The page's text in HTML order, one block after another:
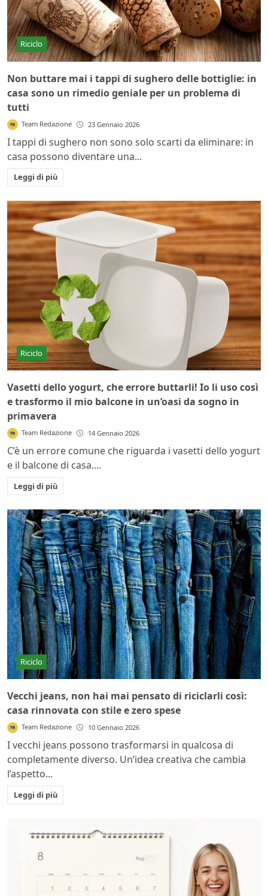
Riciclo
Non buttare mai i tappi di sughero delle bottiglie: in
casa sono un rimedio geniale per un problema di
tutti
Team Redazione 23 Gennaio 2026
I tappi di sughero non sono solo scarti da eliminare: in
casa possono diventare una...
Leggi di più
Riciclo
Vasetti dello yogurt, che errore buttarli! Io li uso così
e trasformo il mio balcone in un’oasi da sogno in
primavera
Team Redazione 14 Gennaio 2026
C’è un errore comune che riguarda i vasetti dello yogurt
e il balcone di casa....
Leggi di più
Riciclo
Vecchi jeans, non hai mai pensato di riciclarli così:
casa rinnovata con stile e zero spese
Team Redazione 10 Gennaio 2026
I vecchi jeans possono trasformarsi in qualcosa di
completamente diverso. Un’idea creativa che cambia
l’aspetto...
Leggi di più